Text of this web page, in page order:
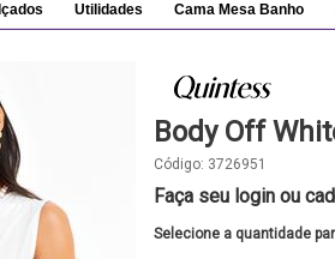
Utilidades Cama Mesa Banho
Body Off
Código: 3726951
Faça seu login ou
Selecione a quantidade